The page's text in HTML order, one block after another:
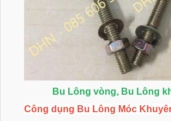
Bu Lông vòng, Bu Lông
Công dụng Bu Lông Móc